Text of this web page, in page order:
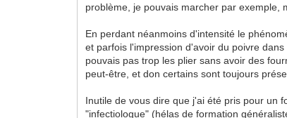
problème, je pouvais marcher par exemple,
En perdant néanmoins d'intensité le
et parfois l'impression d'avoir du poivre
pouvais pas trop les plier sans avoir des
peut-être, et don certains sont toujours
Inutile de vous dire que j'ai été pris pour un
"infectiologue" (hélas de formation